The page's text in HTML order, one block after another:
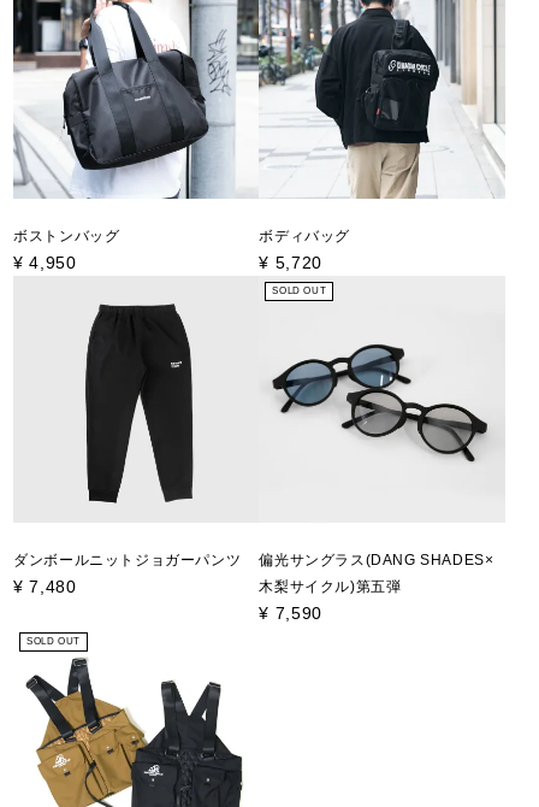
ボストンバッグ
¥ 4,950
ボディバッグ
¥ 5,720
ダンボールニットジョガーパンツ
¥ 7,480
SOLD OUT
偏光サングラス(DANG SHADES×
木梨サイクル)第五弾
¥ 7,590
SOLD OUT